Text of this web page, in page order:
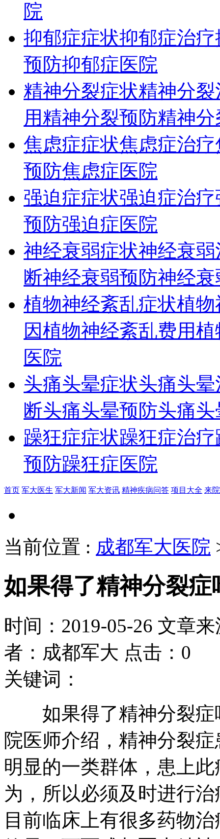
院
抑郁症症状抑郁症治疗
预防抑郁症医院
精神分裂症状精神分裂
用精神分裂预防精神
焦虑症症状焦虑症治疗
预防焦虑症医院
强迫症症状强迫症治疗
预防强迫症医院
神经衰弱症状神经衰弱
断神经衰弱预防神经
植物神经紊乱症状植物
因植物神经紊乱费用植
医院
头痛头晕症状头痛头
断头痛头晕预防头痛
躁狂症症状躁狂症治疗
预防躁狂症医院
首页 军大医生 军大新闻 军大资讯 精神疾病问答 项目大全 来
当前位置 : 成都军大医院
如果得了精神分裂症
时间：2019-05-26 文章
者：成都军大 点击：0
关键词：
如果得了精神分裂症
院医师介绍，精神分裂
明显的一类群体，患上
为，所以必须及时进行
目前临床上有很多药物